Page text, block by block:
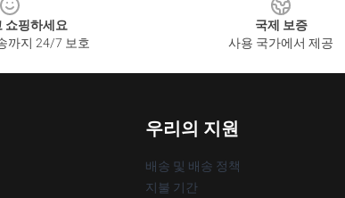
쇼핑하세요
까지 24/7 보호
국제 보증
사용 국가에서 제공
우리의 지원
배송 및 배송 정책
지불 기간